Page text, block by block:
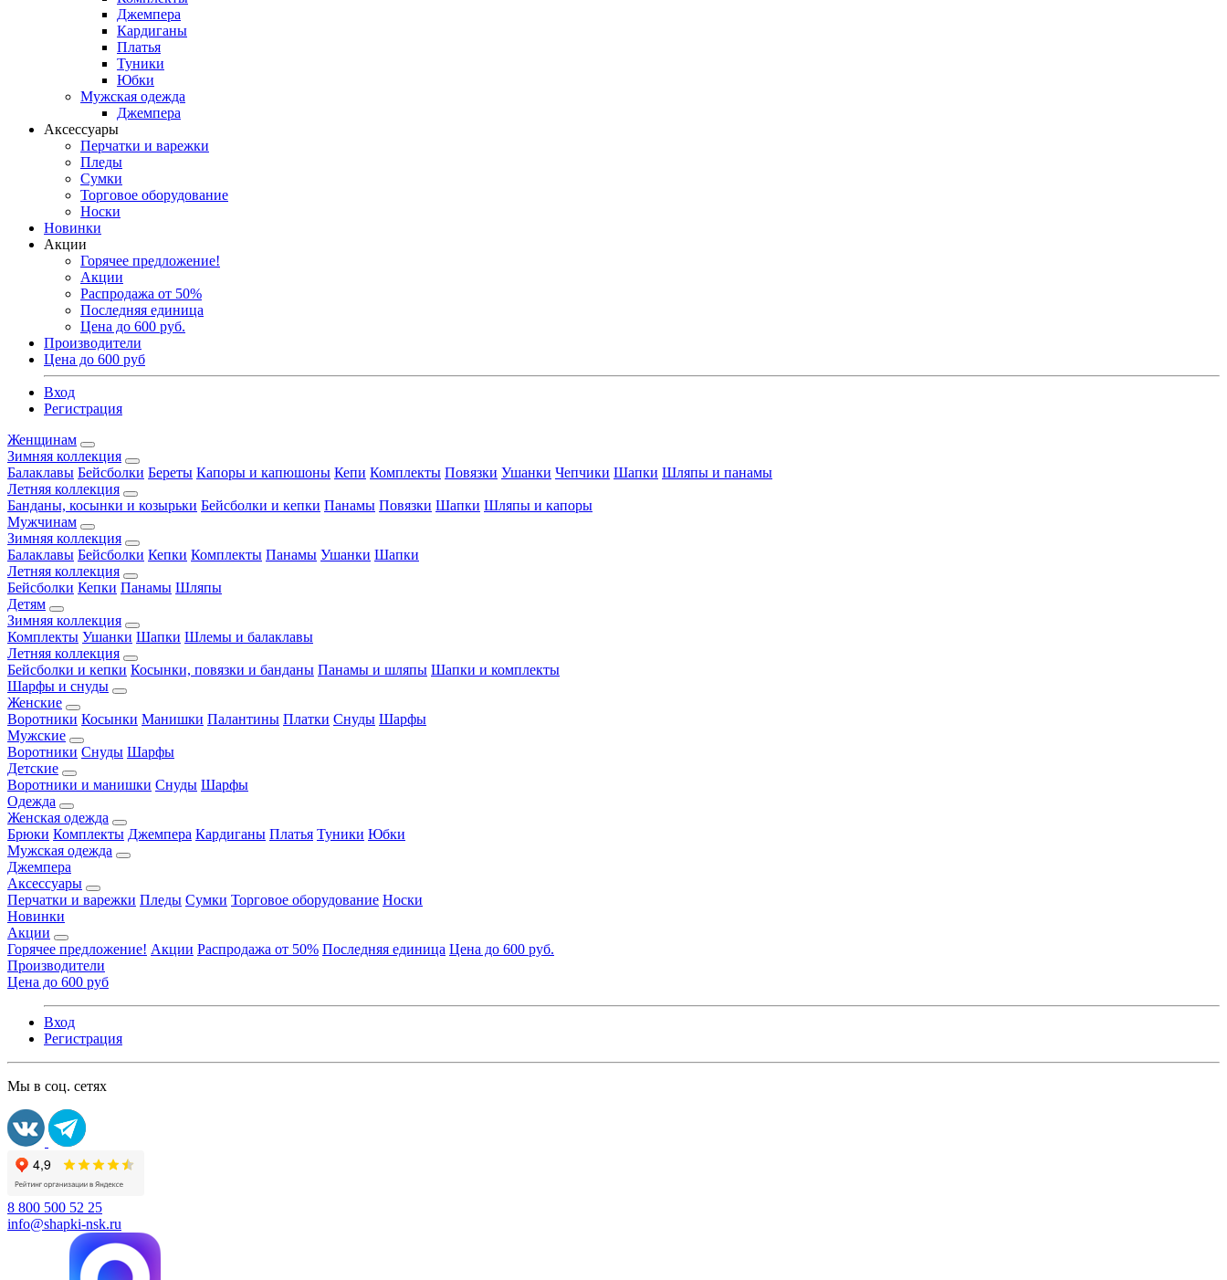
Джемпера
Кардиганы
Платья
Туники
Юбки
Мужская одежда
Джемпера
Аксессуары
Перчатки и варежки
Пледы
Сумки
Торговое оборудование
Носки
Новинки
Акции
Горячее предложение!
Акции
Распродажа от 50%
Последняя единица
Цена до 600 руб.
Производители
Цена до 600 руб
Вход
Регистрация
Женщинам
Зимняя коллекция
Балаклавы Бейсболки Береты Капоры и капюшоны Кепи Комплекты Повязки Ушанки Чепчики Шапки Шляпы и панамы
Летняя коллекция
Банданы, косынки и козырьки Бейсболки и кепки Панамы Повязки Шапки Шляпы и капоры
Мужчинам
Зимняя коллекция
Балаклавы Бейсболки Кепки Комплекты Панамы Ушанки Шапки
Летняя коллекция
Бейсболки Кепки Панамы Шляпы
Детям
Зимняя коллекция
Комплекты Ушанки Шапки Шлемы и балаклавы
Летняя коллекция
Бейсболки и кепки Косынки, повязки и банданы Панамы и шляпы Шапки и комплекты
Шарфы и снуды
Женские
Воротники Косынки Манишки Палантины Платки Снуды Шарфы
Мужские
Воротники Снуды Шарфы
Детские
Воротники и манишки Снуды Шарфы
Одежда
Женская одежда
Брюки Комплекты Джемпера Кардиганы Платья Туники Юбки
Мужская одежда
Джемпера
Аксессуары
Перчатки и варежки Пледы Сумки Торговое оборудование Носки
Новинки
Акции
Горячее предложение! Акции Распродажа от 50% Последняя единица Цена до 600 руб.
Производители
Цена до 600 руб
Вход
Регистрация
Мы в соц. сетях
8 800 500 52 25
info@shapki-nsk.ru